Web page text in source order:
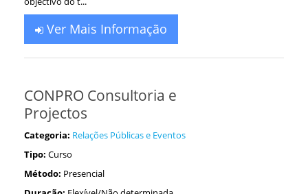
Ver Mais Informação
CONPRO Consultoria e
Projectos
Categoria: Relações Públicas e Eventos
Tipo: Curso
Método: Presencial